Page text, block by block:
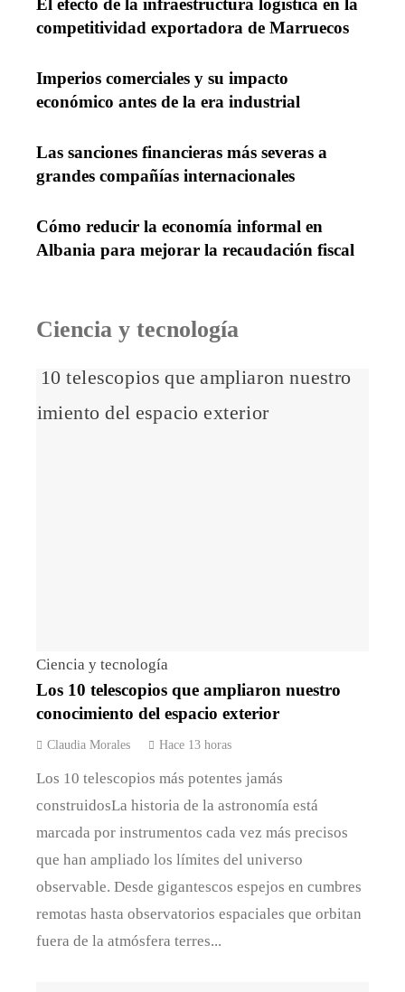
El efecto de la infraestructura logística en la
competitividad exportadora de Marruecos
Imperios comerciales y su impacto
económico antes de la era industrial
Las sanciones financieras más severas a
grandes compañías internacionales
Cómo reducir la economía informal en
Albania para mejorar la recaudación fiscal
Ciencia y tecnología
Ciencia y tecnología
Los 10 telescopios que ampliaron nuestro
conocimiento del espacio exterior
Claudia Morales Hace 13 horas
Los 10 telescopios más potentes jamás
construidosLa historia de la astronomía está
marcada por instrumentos cada vez más precisos
que han ampliado los límites del universo
observable. Desde gigantescos espejos en cumbres
remotas hasta observatorios espaciales que orbitan
fuera de la atmósfera terres...